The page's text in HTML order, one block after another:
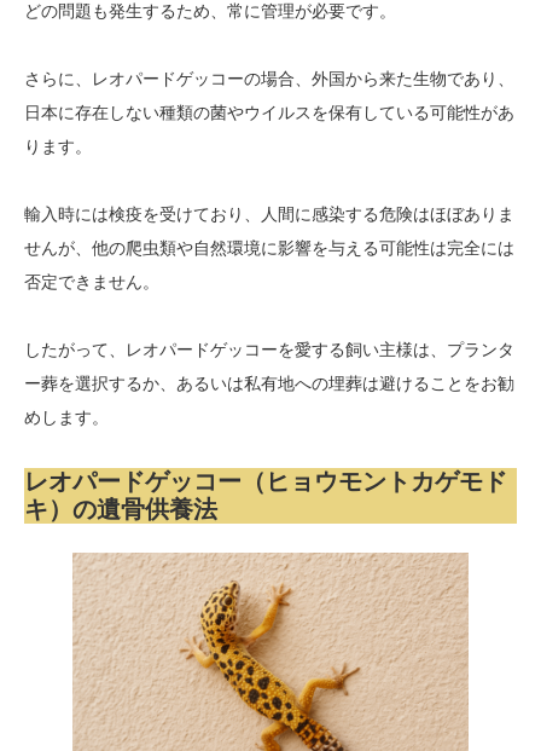
どの問題も発生するため、常に管理が必要です。
さらに、レオパードゲッコーの場合、外国から来た生物であり、
日本に存在しない種類の菌やウイルスを保有している可能性があ
ります。
輸入時には検疫を受けており、人間に感染する危険はほぼありま
せんが、他の爬虫類や自然環境に影響を与える可能性は完全には
否定できません。
したがって、レオパードゲッコーを愛する飼い主様は、プランタ
ー葬を選択するか、あるいは私有地への埋葬は避けることをお勧
めします。
レオパードゲッコー（ヒョウモントカゲモド
キ）の遺骨供養法